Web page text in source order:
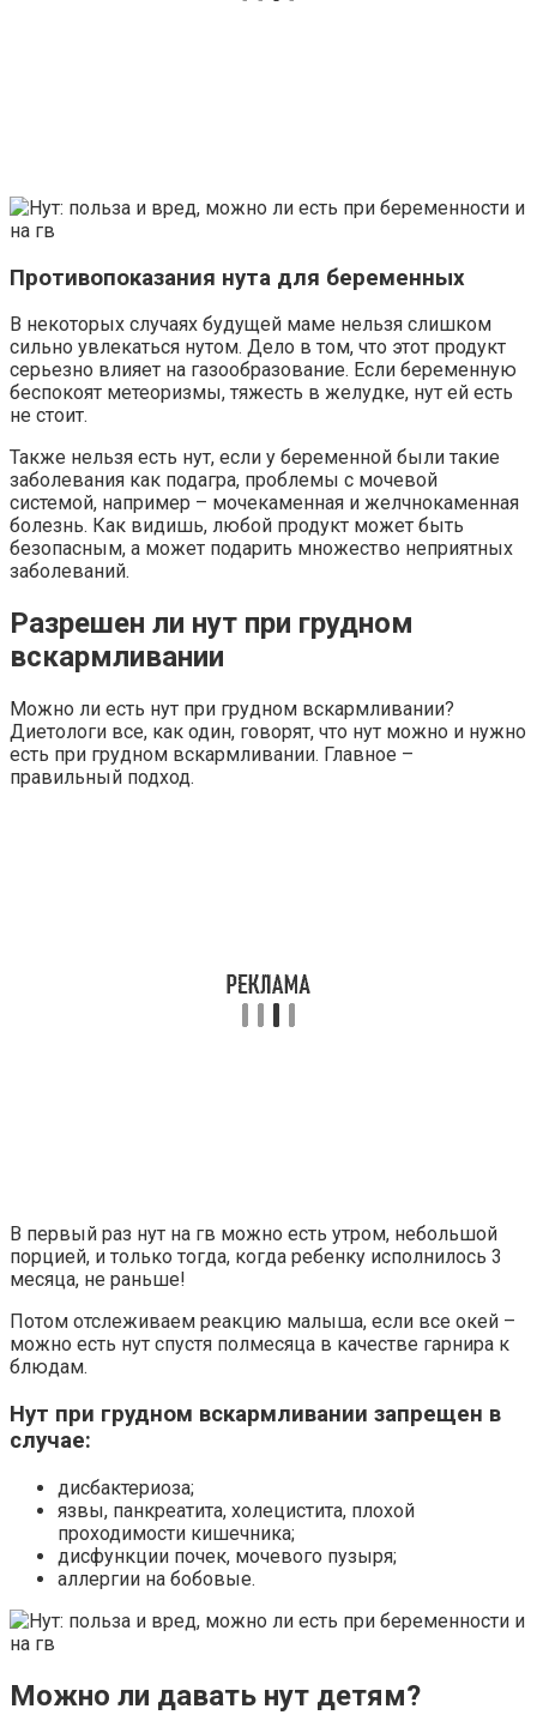
Противопоказания нута для беременных
В некоторых случаях будущей маме нельзя слишком
сильно увлекаться нутом. Дело в том, что этот продукт
серьезно влияет на газообразование. Если беременную
беспокоят метеоризмы, тяжесть в желудке, нут ей есть
не стоит.
Также нельзя есть нут, если у беременной были такие
заболевания как подагра, проблемы с мочевой
системой, например – мочекаменная и желчнокаменная
болезнь. Как видишь, любой продукт может быть
безопасным, а может подарить множество неприятных
заболеваний.
Разрешен ли нут при грудном
вскармливании
Можно ли есть нут при грудном вскармливании?
Диетологи все, как один, говорят, что нут можно и нужно
есть при грудном вскармливании. Главное –
правильный подход.
В первый раз нут на гв можно есть утром, небольшой
порцией, и только тогда, когда ребенку исполнилось 3
месяца, не раньше!
Потом отслеживаем реакцию малыша, если все окей –
можно есть нут спустя полмесяца в качестве гарнира к
блюдам.
Нут при грудном вскармливании запрещен в
случае:
дисбактериоза;
язвы, панкреатита, холецистита, плохой
проходимости кишечника;
дисфункции почек, мочевого пузыря;
аллергии на бобовые.
Можно ли давать нут детям?